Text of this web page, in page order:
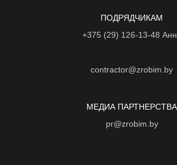
ПОДРЯДЧИКАМ
+375 (29) 126-13-48
contractor@zrobim.by
МЕДИА ПАРТНЕРСТВА
pr@zrobim.by